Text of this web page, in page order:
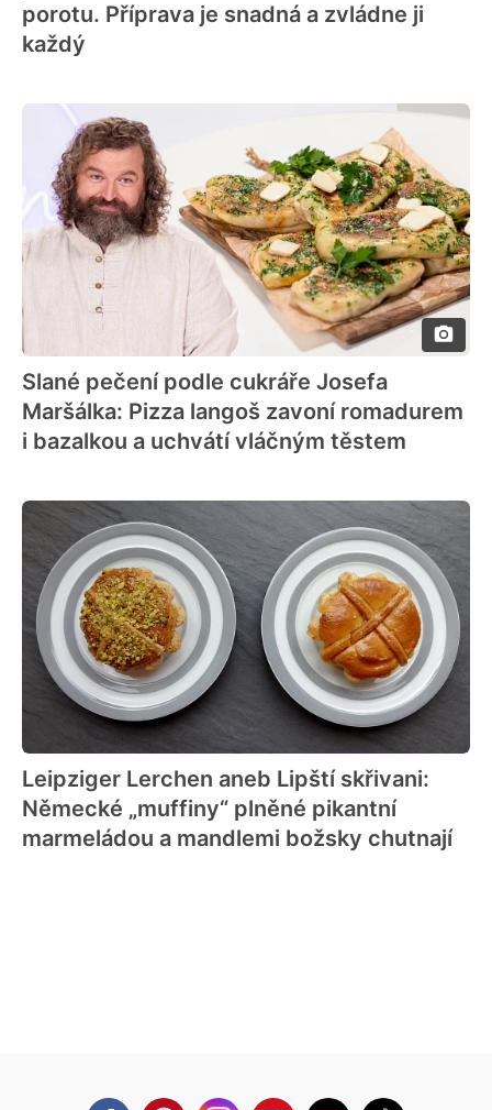
porotu. Příprava je snadná a zvládne ji
každý
Slané pečení podle cukráře Josefa
Maršálka: Pizza langoš zavoní romadurem
i bazalkou a uchvátí vláčným těstem
Leipziger Lerchen aneb Lipští skřivani:
Německé „muffiny“ plněné pikantní
marmeládou a mandlemi božsky chutnají